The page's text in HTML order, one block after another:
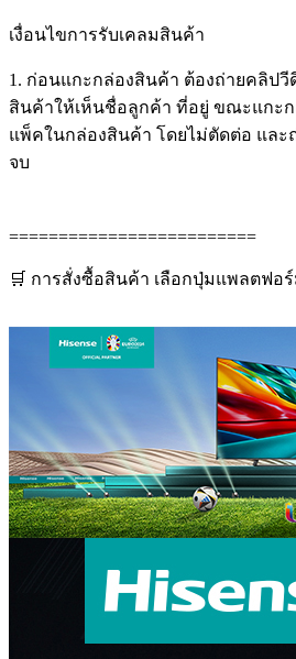
เงื่อนไขการรับเคลมสินค้า
1. ก่อนแกะกล่องสินค้า ต้องถ่ายคลิปวี
สินค้าให้เห็นชื่อลูกค้า ที่อยู่ ขณะแกะ
แพ็คในกล่องสินค้า โดยไม่ตัดต่อ และ
จบ
=========================
🛒 การสั่งซื้อสินค้า เลือกปุ่มแพลตฟอ